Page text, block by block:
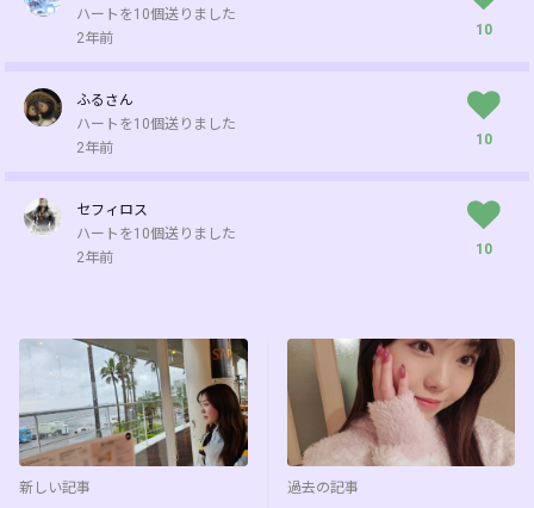
ハートを10個送りました
2年前
10
ふるさん
ハートを10個送りました
2年前
10
セフィロス
ハートを10個送りました
2年前
10
新しい記事 過去の記事